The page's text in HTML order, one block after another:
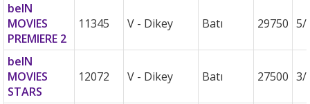
beIN
MOVIES
PREMIERE 2
11345 V - Dikey Batı 29750 5/
beIN
MOVIES
STARS
12072 V - Dikey Batı 27500 3/